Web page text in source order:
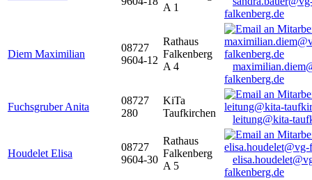
A 1
falkenberg.de
Diem Maximilian
08727
9604-12
Rathaus
Falkenberg
A 4
falkenberg.de
Fuchsgruber Anita
08727
280
KiTa
Taufkirchen
leitung@kita-
Houdelet Elisa
08727
9604-30
Rathaus
Falkenberg
A 5
falkenberg.de